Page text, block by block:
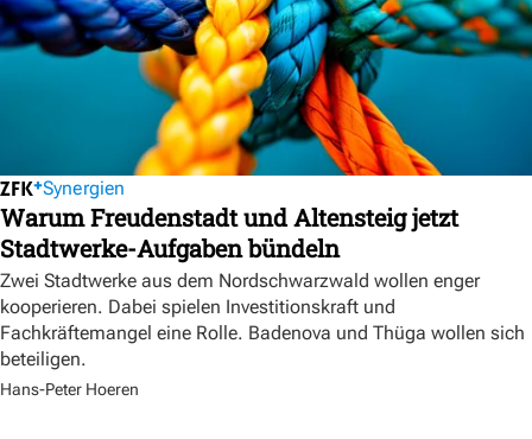
Synergien
Warum Freudenstadt und Altensteig jetzt
Stadtwerke-Aufgaben bündeln
Zwei Stadtwerke aus dem Nordschwarzwald wollen enger
kooperieren. Dabei spielen Investitionskraft und
Fachkräftemangel eine Rolle. Badenova und Thüga wollen sich
beteiligen.
Hans-Peter Hoeren